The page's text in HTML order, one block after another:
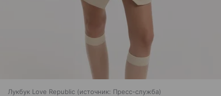
Лукбук Love Republic источник: Пресс-служба